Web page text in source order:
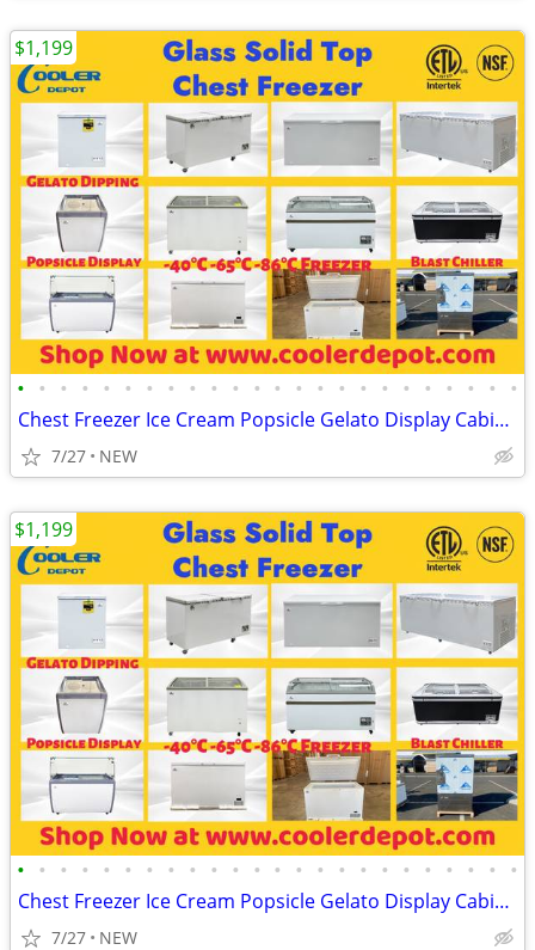
• • • • • • • • • • • • • • • • • • • • • • • •
Chest Freezer Ice Cream Popsicle Gelato Display Cabinet
7/27 NEW
$1,199
• • • • • • • • • • • • • • • • • • • • • • • •
Chest Freezer Ice Cream Popsicle Gelato Display Cabinet
7/27 NEW
$1,199